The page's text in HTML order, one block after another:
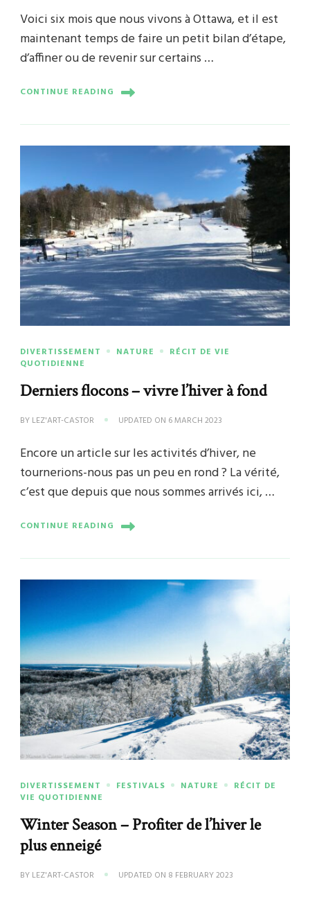
Voici six mois que nous vivons à Ottawa, et il est
maintenant temps de faire un petit bilan d’étape,
d’affiner ou de revenir sur certains …
CONTINUE READING
DIVERTISSEMENT NATURE
RÉCIT DE VIE
QUOTIDIENNE
Derniers flocons – vivre l’hiver à fond
BY LEZ'ART-CASTOR UPDATED ON 6 MARCH 2023
Encore un article sur les activités d’hiver, ne
tournerions-nous pas un peu en rond ? La vérité,
c’est que depuis que nous sommes arrivés ici, …
CONTINUE READING
DIVERTISSEMENT FESTIVALS NATURE
RÉCIT DE
VIE QUOTIDIENNE
Winter Season – Profiter de l’hiver le
plus enneigé
BY LEZ'ART-CASTOR UPDATED ON 8 FEBRUARY 2023